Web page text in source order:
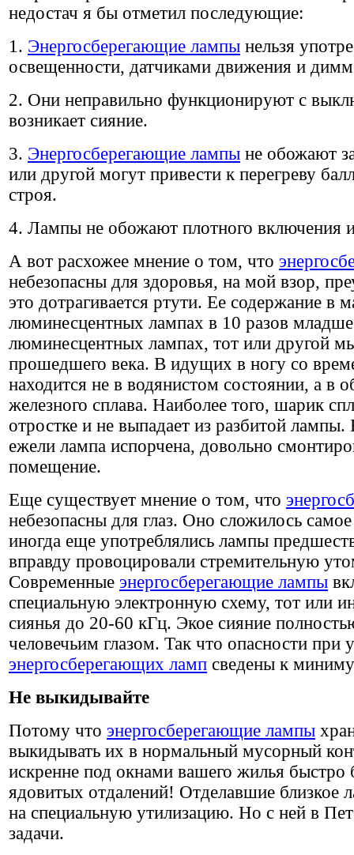
недостач я бы отметил последующие:
1. Энергосберегающие лампы нельзя
освещенности, датчиками движения и
2. Они неправильно функционируют с
возникает сияние.
3. Энергосберегающие лампы не обожают
или другой могут привести к перегреву
строя.
4. Лампы не обожают плотного включения
А вот расхожее мнение о том, что
небезопасны для здоровья, на мой взор,
это дотрагивается ртути. Ее содержание в
люминесцентных лампах в 10 разов
люминесцентных лампах, тот или другой
прошедшего века. В идущих в ногу со
находится не в водянистом состоянии, а в
железного сплава. Наиболее того, шарик
отростке и не выпадает из разбитой лампы.
ежели лампа испорчена, довольно
помещение.
Еще существует мнение о том, что
небезопасны для глаз. Оно сложилось
иногда еще употреблялись лампы
вправду провоцировали стремительную
Современные энергосберегающие лампы
специальную электронную схему, тот или
сиянья до 20-60 кГц. Экое сияние
человечьим глазом. Так что опасности при
энергосберегающих ламп сведены к
Не выкидывайте
Потому что энергосберегающие лампы
выкидывать их в нормальный мусорный
искренне под окнами вашего жилья быстро
ядовитых отдалений! Отделавшие близкое
на специальную утилизацию. Но с ней в
задачи.